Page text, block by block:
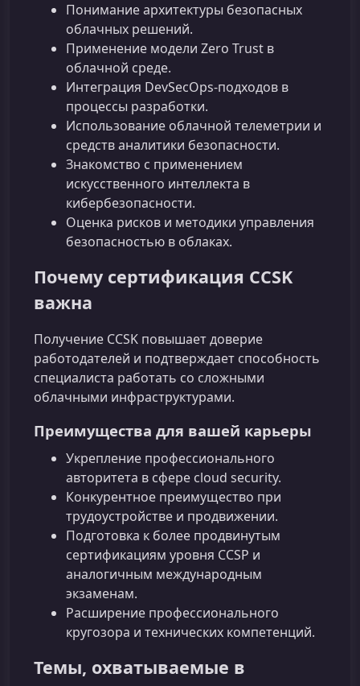
Понимание архитектуры безопасных
облачных решений.
Применение модели Zero Trust в
облачной среде.
Интеграция DevSecOps-подходов в
процессы разработки.
Использование облачной телеметрии и
средств аналитики безопасности.
Знакомство с применением
искусственного интеллекта в
кибербезопасности.
Оценка рисков и методики управления
безопасностью в облаках.
Почему сертификация CCSK
важна
Получение CCSK повышает доверие
работодателей и подтверждает способность
специалиста работать со сложными
облачными инфраструктурами.
Преимущества для вашей карьеры
Укрепление профессионального
авторитета в сфере cloud security.
Конкурентное преимущество при
трудоустройстве и продвижении.
Подготовка к более продвинутым
сертификациям уровня CCSP и
аналогичным международным
экзаменам.
Расширение профессионального
кругозора и технических компетенций.
Темы, охватываемые в